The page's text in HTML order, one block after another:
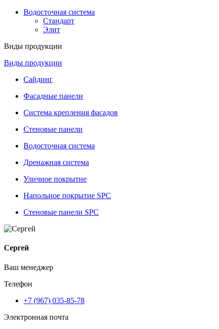
Водосточная система
Стандарт
Элит
Виды продукции
Виды продукции
Сайдинг
Фасадные панели
Система крепления фасадов
Стеновые панели
Водосточная система
Дренажная система
Уличное покрытие
Напольное покрытие SPC
Стеновые панели SPC
Сергей
Ваш менеджер
Телефон
+7 (967) 035-85-78
Электронная почта